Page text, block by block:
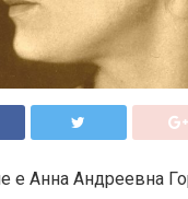
е Анна Андреевна